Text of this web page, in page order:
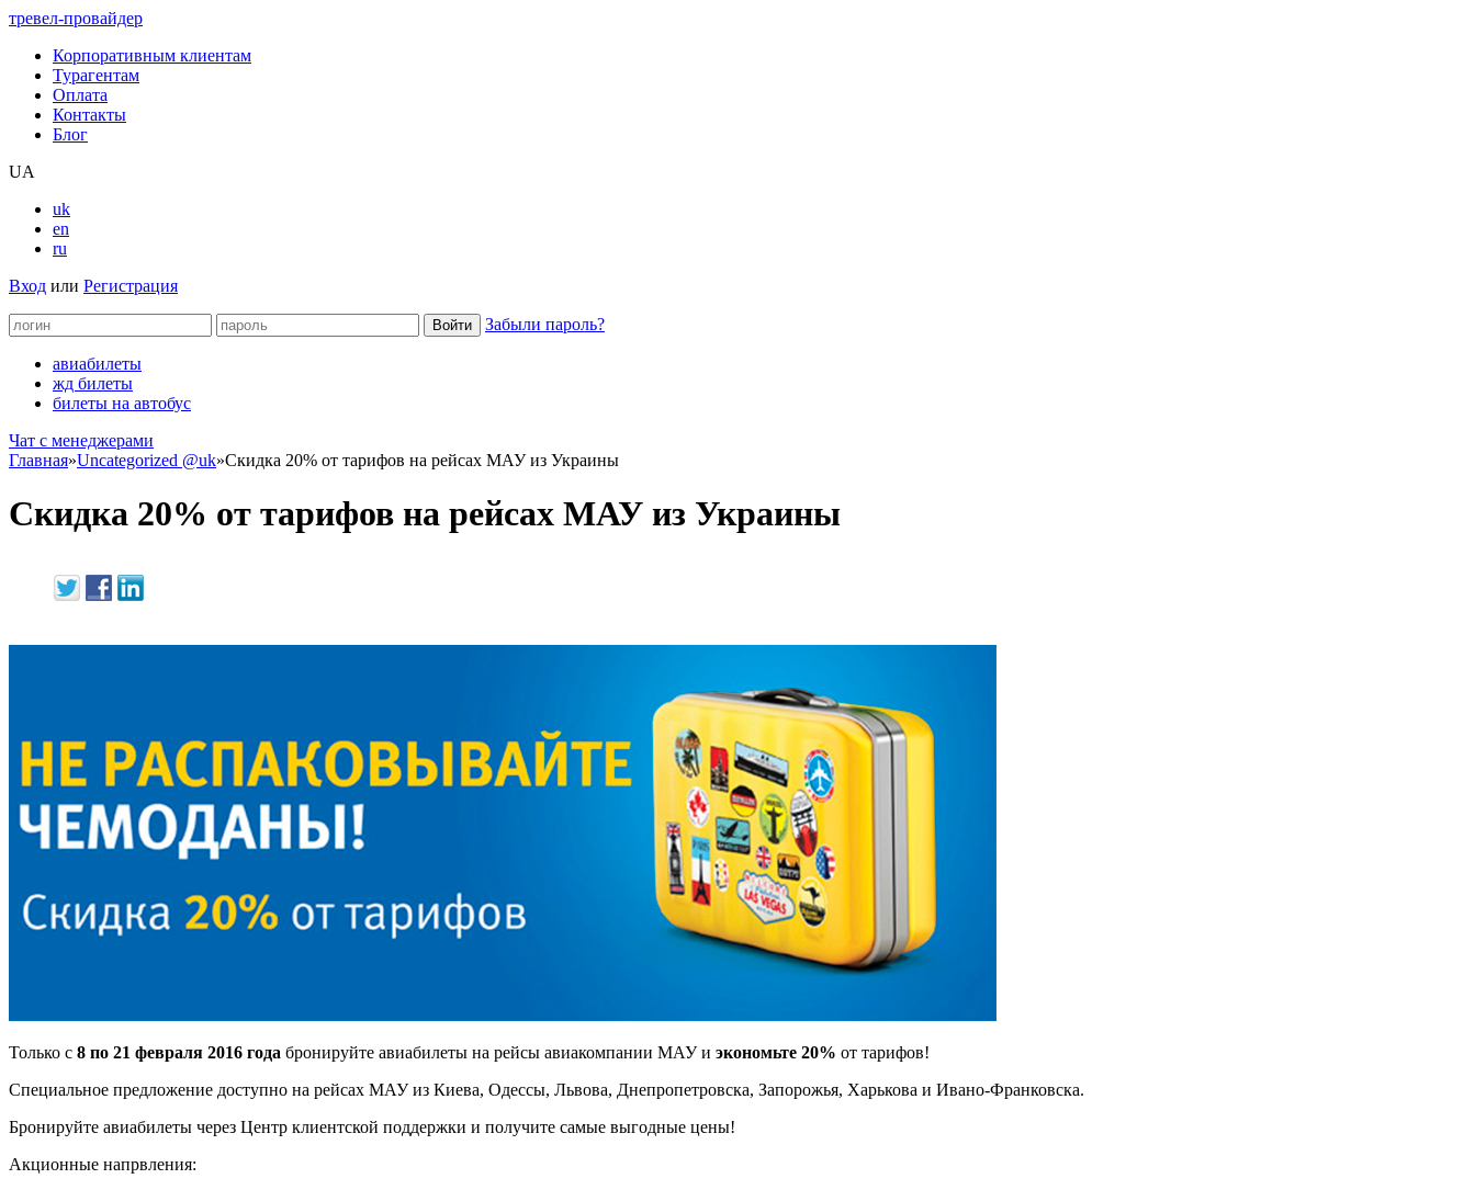
тревел-провайдер
Корпоративным клиентам
Турагентам
Оплата
Контакты
Блог
UA
uk
en
ru
Вход или Регистрация
Забыли пароль?
авиабилеты
жд билеты
билеты на автобус
Чат c менеджерами
Главная»Uncategorized @uk»Скидка 20% от тарифов на рейсах МАУ из Украины
Скидка 20% от тарифов на рейсах МАУ из Украины
Только с 8 по 21 февраля 2016 года бронируйте авиабилеты на рейсы авиакомпании МАУ и экономьте 20% от тарифов!
Специальное предложение доступно на рейсах МАУ из Киева, Одессы, Львова, Днепропетровска, Запорожья, Харькова и Ивано-Франковска.
Бронируйте авиабилеты через Центр клиентской поддержки и получите самые выгодные цены!
Акционные напрвления: